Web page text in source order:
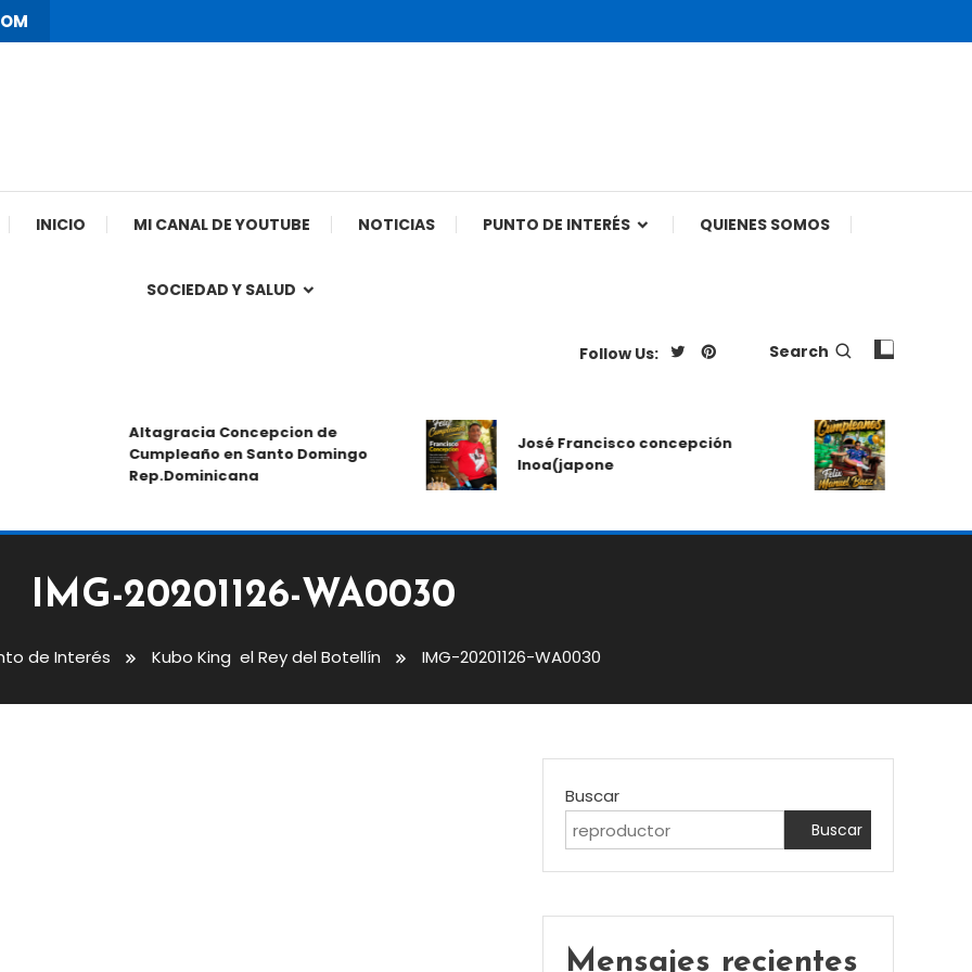
INICIO MI CANAL DE YOUTUBE NOTICIAS PUNTO DE INTERÉS QUIENES SOMOS
SOCIEDAD Y SALUD
Follow Us: Search
Altagracia Concepcion de
Cumpleaño en Santo Domingo
Rep.Dominicana
José Francisco concepción
Inoa(japone
Felix
República
IMG-20201126-WA0030
de Interés Kubo King el Rey del Botellín IMG-20201126-WA0030
Buscar
Buscar
Mensajes recientes